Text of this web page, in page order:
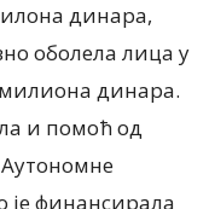
динара,
оболела лица у
динара.
и помоћ од
је финансирала